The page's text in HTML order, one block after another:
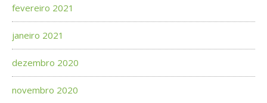
fevereiro 2021
janeiro 2021
dezembro 2020
novembro 2020